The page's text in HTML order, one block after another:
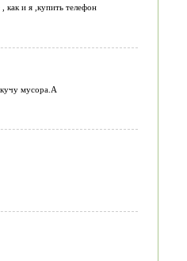
как и я ,купить телефон
мусора.А